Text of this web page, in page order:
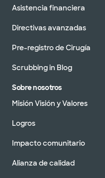
Asistencia financiera
Directivas avanzadas
Pre-registro de Cirugía
Scrubbing in Blog
Sobre nosotros
Misión Visión y Valores
Logros
Impacto comunitario
Alianza de calidad